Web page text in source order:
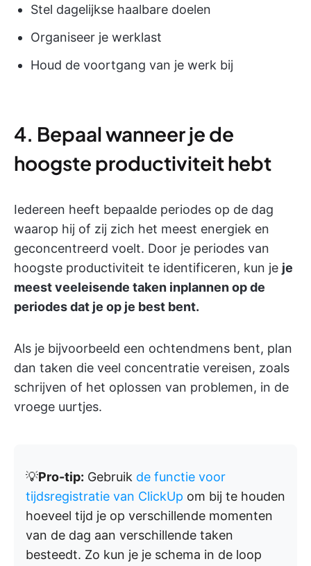
Stel dagelijkse haalbare doelen
Organiseer je werklast
Houd de voortgang van je werk bij
4. Bepaal wanneer je de
hoogste productiviteit hebt
Iedereen heeft bepaalde periodes op de dag
waarop hij of zij zich het meest energiek en
geconcentreerd voelt. Door je periodes van
hoogste productiviteit te identificeren, kun je je
meest veeleisende taken inplannen op de
periodes dat je op je best bent.
Als je bijvoorbeeld een ochtendmens bent, plan
dan taken die veel concentratie vereisen, zoals
schrijven of het oplossen van problemen, in de
vroege uurtjes.
💡Pro-tip: Gebruik de functie voor
tijdsregistratie van ClickUp om bij te houden
hoeveel tijd je op verschillende momenten
van de dag aan verschillende taken
besteedt. Zo kun je je schema in de loop